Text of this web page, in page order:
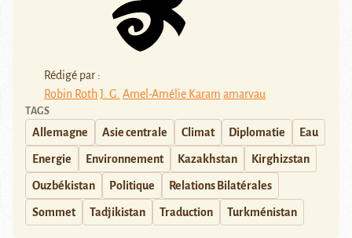
Rédigé par :
Robin RothJ. G. Amel-Amélie Karam amarvau
TAGS
Allemagne Asie centrale Climat Diplomatie Eau
Energie Environnement Kazakhstan Kirghizstan
Ouzbékistan Politique Relations Bilatérales
Sommet Tadjikistan Traduction Turkménistan